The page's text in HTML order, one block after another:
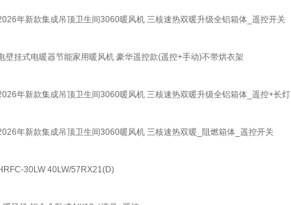
年新款集成吊顶卫生间3060暖风机 三核速热双暖升级全铝箱体_遥控开关
壁挂式电暖器节能家用暖风机 豪华遥控款(遥控+手动)不带烘衣架
年新款集成吊顶卫生间3060暖风机 三核速热双暖升级全铝箱体_遥控+长灯
年新款集成吊顶卫生间3060暖风机 三核速热双暖_阻燃箱体_遥控开关
30LW 40LW/57RX21(D)